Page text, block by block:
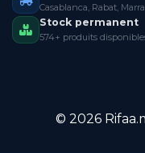
Casablanca, Rabat,
Stock permanent
574+ produits
© 2026